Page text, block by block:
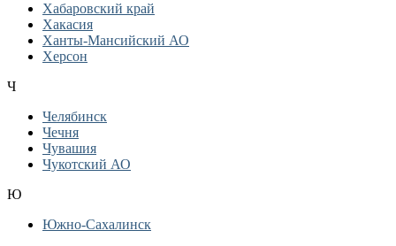
Хабаровский край
Хакасия
Ханты-Мансийский АО
Херсон
Ч
Челябинск
Чечня
Чувашия
Чукотский АО
Ю
Южно-Сахалинск